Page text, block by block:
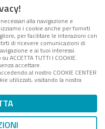
telematica iscritta
del Tribunale di Roma -
- Direttore resp. Michela
a Direzione e
S.p.A. - FPA s.r.l.
sistema di management
- R.E.A. Roma
AWS
sito
alla navigazione e
i cookie anche per fornirti
per facilitare le interazioni con
di ricevere comunicazioni di
e ai tuoi interessi.
ACCETTA TUTTI I COOKIE.
accettare.
al nostro COOKIE CENTER
utilizzati, visitando la nostra